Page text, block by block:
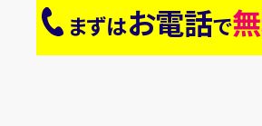
まずはお電話で